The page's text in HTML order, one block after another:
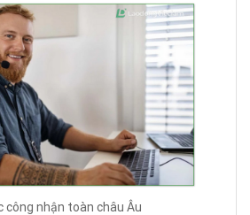
công nhận toàn châu Âu